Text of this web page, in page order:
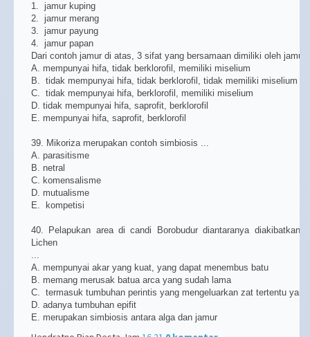
1. jamur kuping
2. jamur merang
3. jamur payung
4. jamur papan
Dari contoh jamur di atas, 3 sifat yang bersamaan dimiliki oleh jamur
A. mempunyai hifa, tidak berklorofil, memiliki miselium
B. tidak mempunyai hifa, tidak berklorofil, tidak memiliki miselium
C. tidak mempunyai hifa, berklorofil, memiliki miselium
D. tidak mempunyai hifa, saprofit, berklorofil
E. mempunyai hifa, saprofit, berklorofil
39. Mikoriza merupakan contoh simbiosis ...
A. parasitisme
B. netral
C. komensalisme
D. mutualisme
E. kompetisi
40. Pelapukan area di candi Borobudur diantaranya diakibatkan
Lichen
...
A. mempunyai akar yang kuat, yang dapat menembus batu
B. memang merusak batua arca yang sudah lama
C. termasuk tumbuhan perintis yang mengeluarkan zat tertentu
D. adanya tumbuhan epifit
E. merupakan simbiosis antara alga dan jamur